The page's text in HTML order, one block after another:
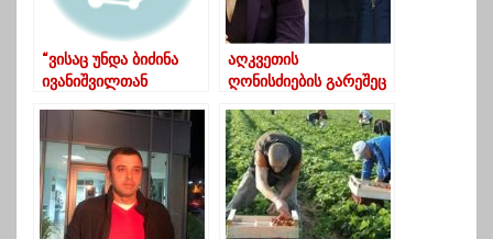
“ვისაც უნდა ბიძინა
ივანიშვილთან
ესტუმროს ,
სააკაშვილს კი კიევში”
აღკვეთის
ღონისძიების გარეშეც
მეზვრიშვილი მელიაზე